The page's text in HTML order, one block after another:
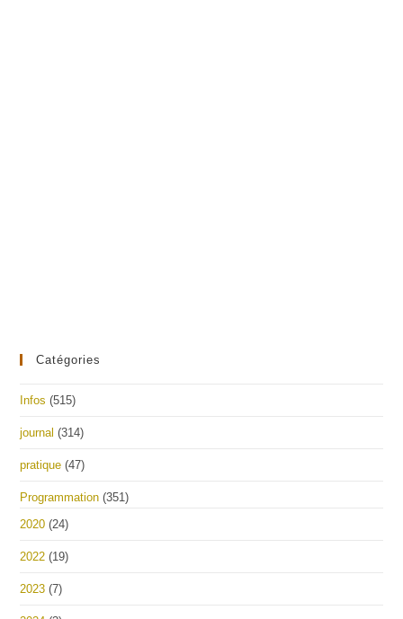
Catégories
Infos (515)
journal (314)
pratique (47)
Programmation (351)
2020 (24)
2022 (19)
2023 (7)